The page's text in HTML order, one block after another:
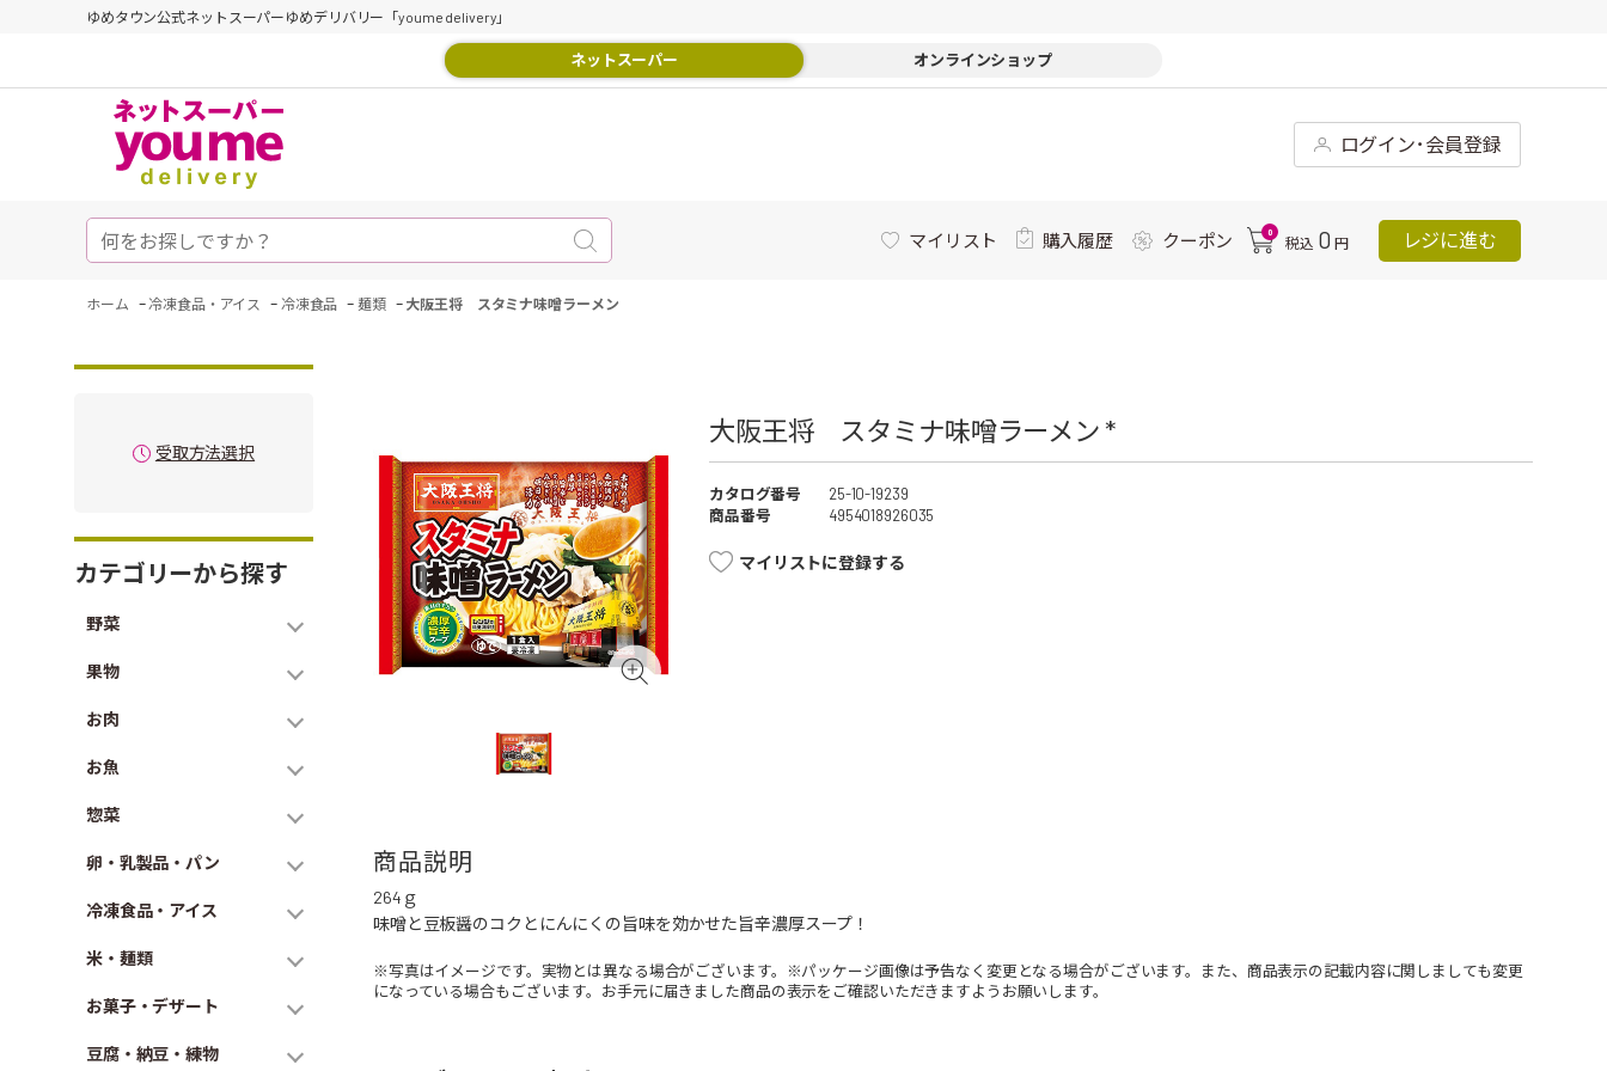
ゆめタウン公式ネットスーパーゆめデリバリー「youme delivery」
ネットスーパー オンラインショップ
ログイン･会員登録
マイリスト 購入履歴 クーポン 0
税込 0 円 レジに進む
ホーム - 冷凍食品・アイス - 冷凍食品 - 麺類 - 大阪王将 スタミナ味噌ラーメン
受取方法選択
カテゴリーから探す
野菜
果物
お肉
お魚
惣菜
卵・乳製品・パン
冷凍食品・アイス
米・麺類
お菓子・デザート
豆腐・納豆・練物
大阪王将 スタミナ味噌ラーメン *
カタログ番号
25-10-19239
商品番号
4954018926035
マイリストに登録する
商品説明
264ｇ
味噌と豆板醤のコクとにんにくの旨味を効かせた旨辛濃厚スープ！
※写真はイメージです。実物とは異なる場合がございます。※パッケージ画像は予告なく変更となる場合がございます。また、商品表示の記載内容に関しましても変更
になっている場合もございます。お手元に届きました商品の表示をご確認いただきますようお願いします。